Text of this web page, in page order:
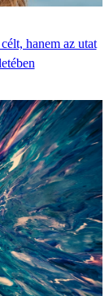
hanem az utat